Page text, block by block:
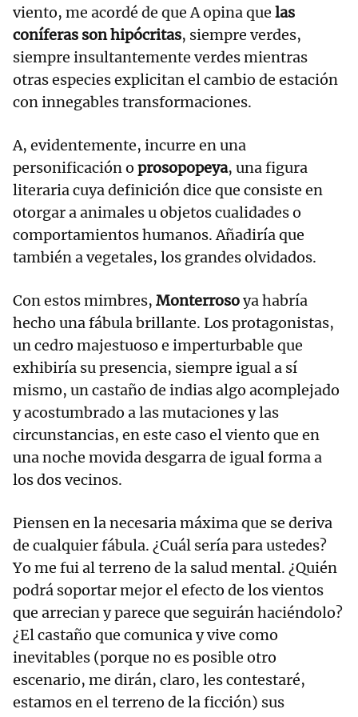
viento, me acordé de que A opina que las
coníferas son hipócritas, siempre verdes,
siempre insultantemente verdes mientras
otras especies explicitan el cambio de estación
con innegables transformaciones.
A, evidentemente, incurre en una
personificación o prosopopeya, una figura
literaria cuya definición dice que consiste en
otorgar a animales u objetos cualidades o
comportamientos humanos. Añadiría que
también a vegetales, los grandes olvidados.
Con estos mimbres, Monterrosoya habría
hecho una fábula brillante. Los protagonistas,
un cedro majestuoso e imperturbable que
exhibiría su presencia, siempre igual a sí
mismo, un castaño de indias algo acomplejado
y acostumbrado a las mutaciones y las
circunstancias, en este caso el viento que en
una noche movida desgarra de igual forma a
los dos vecinos.
Piensen en la necesaria máxima que se deriva
de cualquier fábula. ¿Cuál sería para ustedes?
Yo me fui al terreno de la salud mental. ¿Quién
podrá soportar mejor el efecto de los vientos
que arrecian y parece que seguirán haciéndolo?
¿El castaño que comunica y vive como
inevitables (porque no es posible otro
escenario, me dirán, claro, les contestaré,
estamos en el terreno de la ficción) sus